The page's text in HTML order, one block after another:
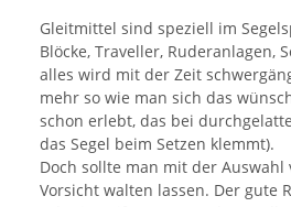
Gleitmittel sind speziell im
Blöcke, Traveller, Ruderanlagen,
alles wird mit der Zeit
mehr so wie man sich das
schon erlebt, das bei
das Segel beim Setzen klemmt).
Doch sollte man mit der
Vorsicht walten lassen. Der gute